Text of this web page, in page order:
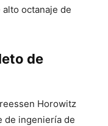
octanaje de
de
Horowitz
de ingeniería de